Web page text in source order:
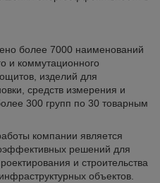
более 7000 наименований
и коммутационного
изделий для
средств измерения и
300 групп по 30 товарным
компании является
решений для
и строительства
объектов.